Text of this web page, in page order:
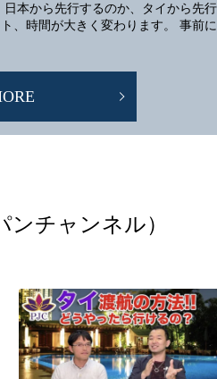
本から先行するのか、タイから先行
、時間が大きく変わります。 事前に
チャンネル）